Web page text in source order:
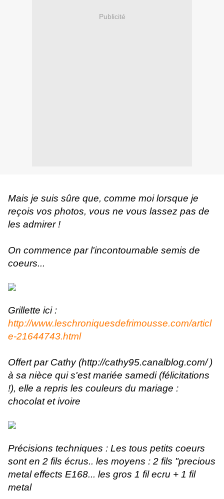
Publicité
Mais je suis sûre que, comme moi lorsque je
reçois vos photos, vous ne vous lassez pas de
les admirer !
On commence par l'incontournable semis de
coeurs...
Grillette ici :
http://www.leschroniquesdefrimousse.com/articl
e-21644743.html
Offert par Cathy (http://cathy95.canalblog.com/ )
à sa nièce qui s'est mariée samedi (félicitations
!), elle a repris les couleurs du mariage :
chocolat et ivoire
Précisions techniques : Les tous petits coeurs
sont en 2 fils écrus.. les moyens : 2 fils "precious
metal effects E168... les gros 1 fil ecru + 1 fil
metal